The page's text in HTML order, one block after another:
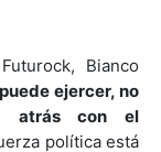
Bianco
ejercer, no
atrás con el
política está